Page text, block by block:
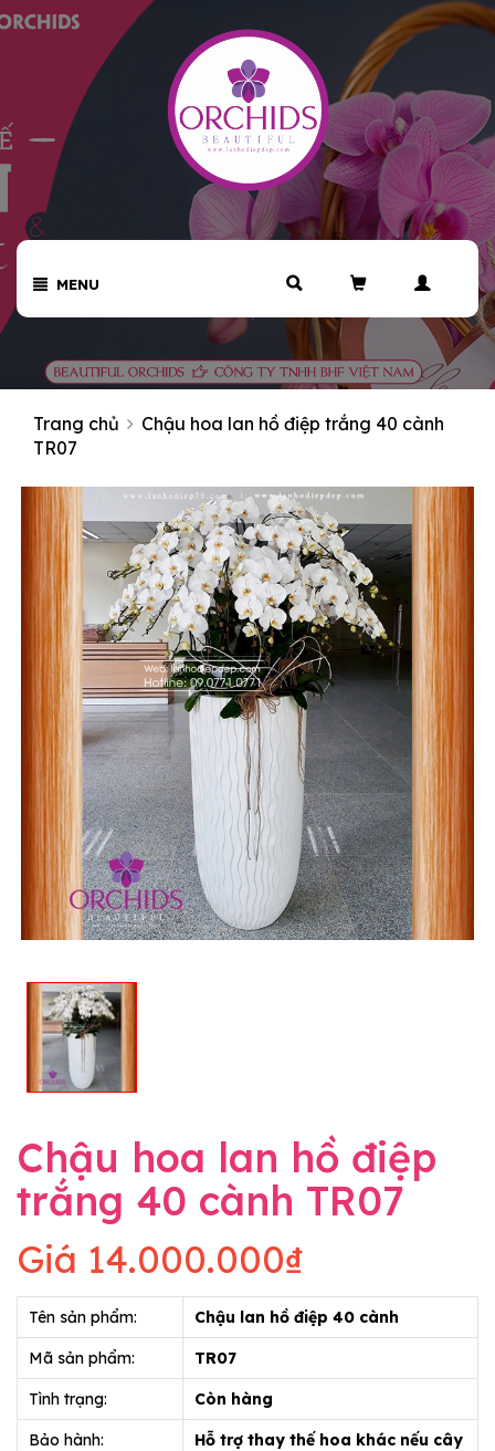
MENU
Trang chủ
Chậu hoa lan hồ điệp trắng 40 cành
TR07
Chậu hoa lan hồ điệp
trắng 40 cành TR07
Giá 14.000.000₫
Tên sản phẩm: Chậu lan hồ điệp 40 cành
Mã sản phẩm: TR07
Tình trạng: Còn hàng
Bảo hành:
Hỗ trợ thay thế hoa khác nếu cây